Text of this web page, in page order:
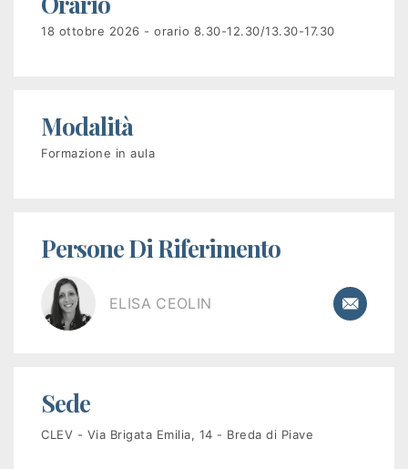
disoccupati
PR
VENETO
2027
Corsi
Istituzioni
18 ottobre 2026 - orario 8.30-12.30/13.30-17.30
Modalità
Formazione in aula
Persone Di Riferimento
ELISA CEOLIN
Sede
CLEV - Via Brigata Emilia, 14 - Breda di Piave